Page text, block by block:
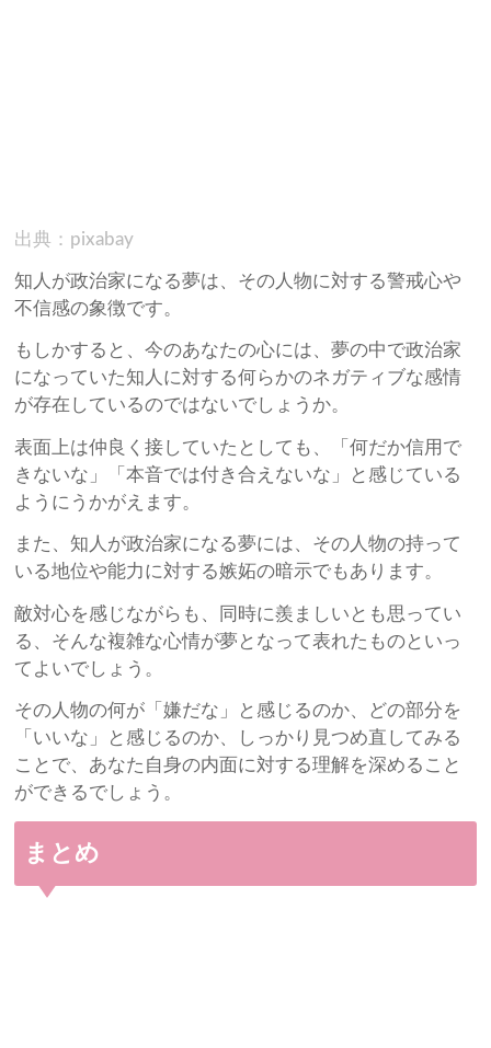
出典：pixabay
知人が政治家になる夢は、その人物に対する警戒心や
不信感の象徴です。
もしかすると、今のあなたの心には、夢の中で政治家
になっていた知人に対する何らかのネガティブな感情
が存在しているのではないでしょうか。
表面上は仲良く接していたとしても、「何だか信用で
きないな」「本音では付き合えないな」と感じている
ようにうかがえます。
また、知人が政治家になる夢には、その人物の持って
いる地位や能力に対する嫉妬の暗示でもあります。
敵対心を感じながらも、同時に羨ましいとも思ってい
る、そんな複雑な心情が夢となって表れたものといっ
てよいでしょう。
その人物の何が「嫌だな」と感じるのか、どの部分を
「いいな」と感じるのか、しっかり見つめ直してみる
ことで、あなた自身の内面に対する理解を深めること
ができるでしょう。
まとめ